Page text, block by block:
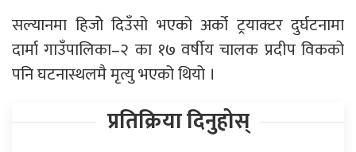
सल्यानमा हिजोे दिउँसो भएको अर्को ट्रयाक्टर दुर्घटनामा
दार्मा गाउँपालिका–२ का १७ वर्षीय चालक प्रदीप विकको
पनि घटनास्थलमै मृत्यु भएको थियो ।
प्रतिक्रिया दिनुहोस्